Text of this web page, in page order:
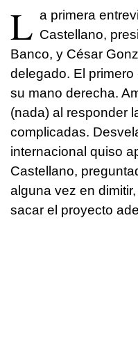
L a primera
Castellano,
Banco, y César
delegado. El
su mano derecha.
(nada) al responder
complicadas.
internacional quiso
Castellano,
alguna vez en
sacar el proyecto